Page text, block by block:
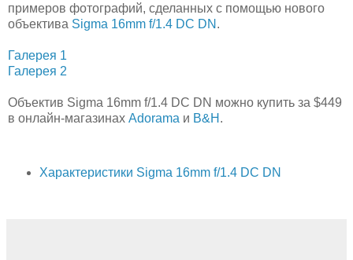
примеров фотографий, сделанных с помощью нового
объектива Sigma 16mm f/1.4 DC DN .
Галерея 1
Галерея 2
Объектив Sigma 16mm f/1.4 DC DN можно купить за $449
в онлайн-магазинах Adorama и B&H .
Характеристики Sigma 16mm f/1.4 DC DN